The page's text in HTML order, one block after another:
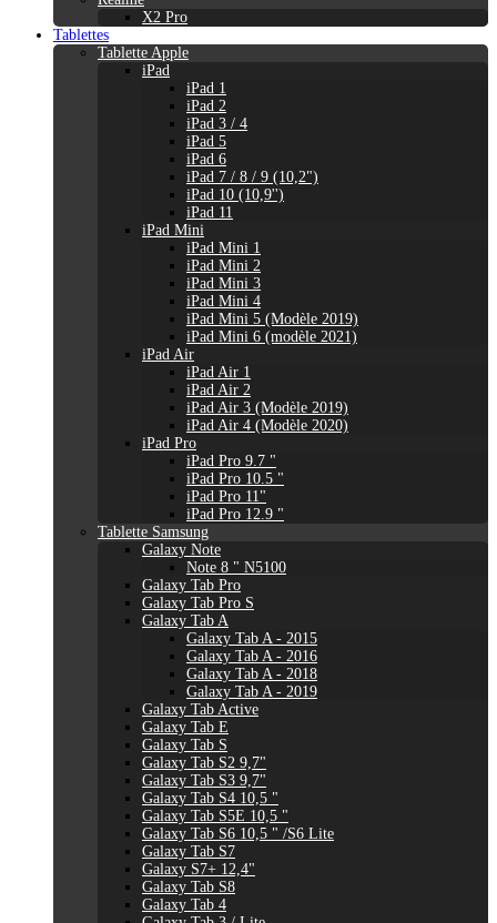
X2 Pro
Tablettes
Tablette Apple
iPad
iPad 1
iPad 2
iPad 3 / 4
iPad 5
iPad 6
iPad 7 / 8 / 9 (10,2")
iPad 10 (10,9'')
iPad 11
iPad Mini
iPad Mini 1
iPad Mini 2
iPad Mini 3
iPad Mini 4
iPad Mini 5 (Modèle 2019)
iPad Mini 6 (modèle 2021)
iPad Air
iPad Air 1
iPad Air 2
iPad Air 3 (Modèle 2019)
iPad Air 4 (Modèle 2020)
iPad Pro
iPad Pro 9.7 "
iPad Pro 10.5 "
iPad Pro 11"
iPad Pro 12.9 "
Tablette Samsung
Galaxy Note
Note 8 " N5100
Galaxy Tab Pro
Galaxy Tab Pro S
Galaxy Tab A
Galaxy Tab A - 2015
Galaxy Tab A - 2016
Galaxy Tab A - 2018
Galaxy Tab A - 2019
Galaxy Tab Active
Galaxy Tab E
Galaxy Tab S
Galaxy Tab S2 9,7"
Galaxy Tab S3 9,7"
Galaxy Tab S4 10,5 "
Galaxy Tab S5E 10,5 "
Galaxy Tab S6 10,5 " /S6 Lite
Galaxy Tab S7
Galaxy S7+ 12,4"
Galaxy Tab S8
Galaxy Tab 4